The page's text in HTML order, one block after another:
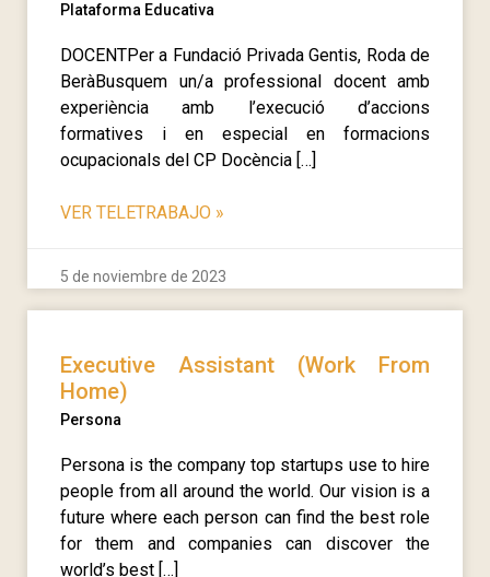
Plataforma Educativa
DOCENTPer a Fundació Privada Gentis, Roda de
BeràBusquem un/a professional docent amb
experiència amb l’execució d’accions
formatives i en especial en formacions
ocupacionals del CP Docència […]
VER TELETRABAJO »
5 de noviembre de 2023
Executive Assistant (Work From
Home)
Persona
Persona is the company top startups use to hire
people from all around the world. Our vision is a
future where each person can find the best role
for them and companies can discover the
world’s best […]